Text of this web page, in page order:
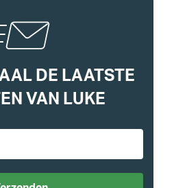
DE LAATSTE
VAN LUKE